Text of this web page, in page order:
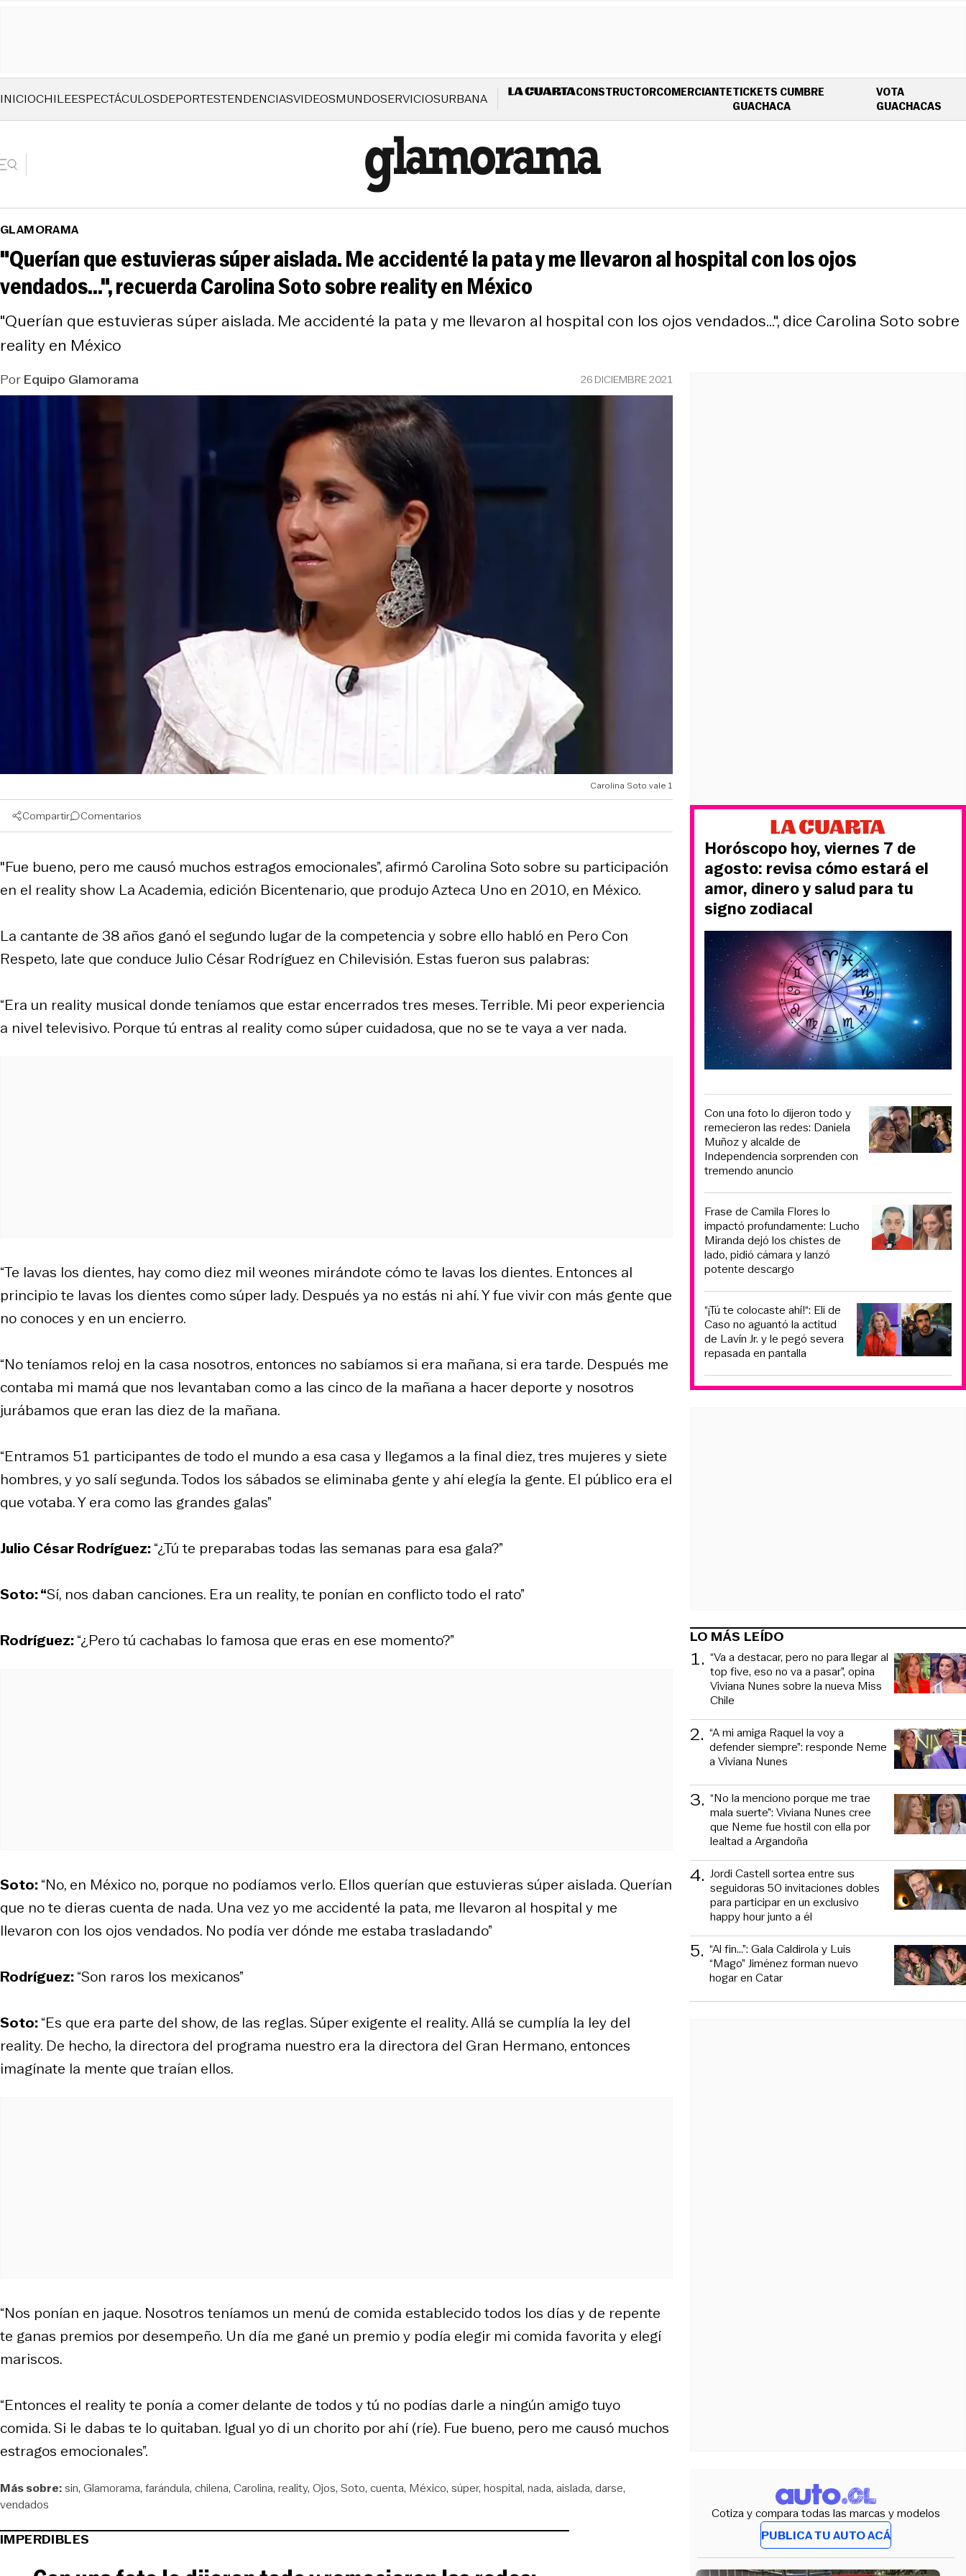
INICIOCHILEESPECTÁCULOSDEPORTESTENDENCIASVIDEOSMUNDOSERVICIOSURBANA CONSTRUCTORCOMERCIANTETICKETS CUMBRE
GUACHACAOPENS IN NEW WINDOW
VOTA
GUACHACAS
GLAMORAMA
"Querían que estuvieras súper aislada. Me accidenté la pata y me llevaron al hospital con los ojos
vendados...", recuerda Carolina Soto sobre reality en México
"Querían que estuvieras súper aislada. Me accidenté la pata y me llevaron al hospital con los ojos vendados...", dice Carolina Soto sobre
reality en México
PorEquipo Glamorama 26 DICIEMBRE 2021
Carolina Soto vale 1
Compartir Comentarios
"Fue bueno, pero me causó muchos estragos emocionales”, afirmó Carolina Soto sobre su participación
en el reality show La Academia, edición Bicentenario, que produjo Azteca Uno en 2010, en México.
La cantante de 38 años ganó el segundo lugar de la competencia y sobre ello habló en Pero Con
Respeto, late que conduce Julio César Rodríguez en Chilevisión. Estas fueron sus palabras:
“Era un reality musical donde teníamos que estar encerrados tres meses. Terrible. Mi peor experiencia
a nivel televisivo. Porque tú entras al reality como súper cuidadosa, que no se te vaya a ver nada.
“Te lavas los dientes, hay como diez mil weones mirándote cómo te lavas los dientes. Entonces al
principio te lavas los dientes como súper lady. Después ya no estás ni ahí. Y fue vivir con más gente que
no conoces y en un encierro.
“No teníamos reloj en la casa nosotros, entonces no sabíamos si era mañana, si era tarde. Después me
contaba mi mamá que nos levantaban como a las cinco de la mañana a hacer deporte y nosotros
jurábamos que eran las diez de la mañana.
“Entramos 51 participantes de todo el mundo a esa casa y llegamos a la final diez, tres mujeres y siete
hombres, y yo salí segunda. Todos los sábados se eliminaba gente y ahí elegía la gente. El público era el
que votaba. Y era como las grandes galas”
Julio César Rodríguez:“¿Tú te preparabas todas las semanas para esa gala?”
Soto: “Sí, nos daban canciones. Era un reality, te ponían en conflicto todo el rato”
Rodríguez:“¿Pero tú cachabas lo famosa que eras en ese momento?”
Soto:“No, en México no, porque no podíamos verlo. Ellos querían que estuvieras súper aislada. Querían
que no te dieras cuenta de nada. Una vez yo me accidenté la pata, me llevaron al hospital y me
llevaron con los ojos vendados. No podía ver dónde me estaba trasladando”
Rodríguez:“Son raros los mexicanos”
Soto:“Es que era parte del show, de las reglas. Súper exigente el reality. Allá se cumplía la ley del
reality. De hecho, la directora del programa nuestro era la directora del Gran Hermano, entonces
imagínate la mente que traían ellos.
“Nos ponían en jaque. Nosotros teníamos un menú de comida establecido todos los días y de repente
te ganas premios por desempeño. Un día me gané un premio y podía elegir mi comida favorita y elegí
mariscos.
“Entonces el reality te ponía a comer delante de todos y tú no podías darle a ningún amigo tuyo
comida. Si le dabas te lo quitaban. Igual yo di un chorito por ahí (ríe). Fue bueno, pero me causó muchos
estragos emocionales”.
Más sobre:sin Glamorama farándula chilena Carolina reality Ojos Soto cuenta México súper hospital nada aislada darse
vendados
IMPERDIBLES
Horóscopo hoy, viernes 7 de
agosto: revisa cómo estará el
amor, dinero y salud para tu
signo zodiacal
Con una foto lo dijeron todo y
remecieron las redes: Daniela
Muñoz y alcalde de
Independencia sorprenden con
tremendo anuncio
Frase de Camila Flores lo
impactó profundamente: Lucho
Miranda dejó los chistes de
lado, pidió cámara y lanzó
potente descargo
“¡Tú te colocaste ahí!“: Eli de
Caso no aguantó la actitud
de Lavín Jr. y le pegó severa
repasada en pantalla
LO MÁS LEÍDO
1. “Va a destacar, pero no para llegar al
top five, eso no va a pasar”, opina
Viviana Nunes sobre la nueva Miss
Chile
2. “A mi amiga Raquel la voy a
defender siempre”: responde Neme
a Viviana Nunes
3. “No la menciono porque me trae
mala suerte”: Viviana Nunes cree
que Neme fue hostil con ella por
lealtad a Argandoña
4. Jordi Castell sortea entre sus
seguidoras 50 invitaciones dobles
para participar en un exclusivo
happy hour junto a él
5. “Al fin…”: Gala Caldirola y Luis
“Mago” Jiménez forman nuevo
hogar en Catar
Cotiza y compara todas las marcas y modelos
PUBLICA TU AUTO ACÁ